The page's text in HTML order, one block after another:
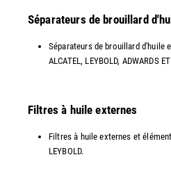
Séparateurs de brouillard
Séparateurs de brouillard d'huile
ALCATEL, LEYBOLD, ADWARDS
Filtres à huile externes
Filtres à huile externes et
LEYBOLD.